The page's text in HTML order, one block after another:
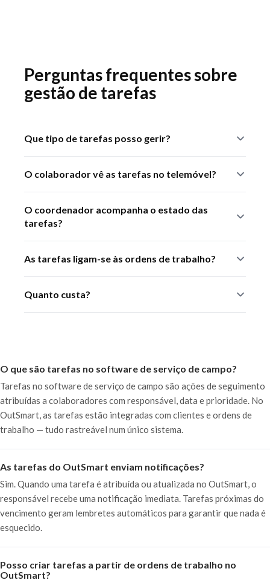
Perguntas frequentes sobre
gestão de tarefas
Que tipo de tarefas posso gerir?
a uma ordem de trabalho, a um cliente ou
independentes.
O colaborador vê as tarefas no telemóvel?
prazos e prioridades, também offline.
O coordenador acompanha o estado das
tarefas?
real, dando ao coordenador uma visão completa.
As tarefas ligam-se às ordens de trabalho?
para um acompanhamento integrado.
Quanto custa?
O que são tarefas no software de serviço de campo?
Tarefas no software de serviço de campo são ações de seguimento
atribuídas a colaboradores com responsável, data e prioridade. No
OutSmart, as tarefas estão integradas com clientes e ordens de
trabalho — tudo rastreável num único sistema.
As tarefas do OutSmart enviam notificações?
Sim. Quando uma tarefa é atribuída ou atualizada no OutSmart, o
responsável recebe uma notificação imediata. Tarefas próximas do
vencimento geram lembretes automáticos para garantir que nada é
esquecido.
Posso criar tarefas a partir de ordens de trabalho no
OutSmart?